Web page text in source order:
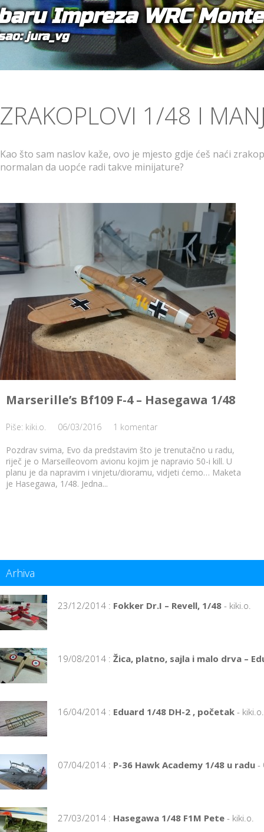
Impreza WRC
jura_vg
ZRAKOPLOVI 1/48 I
Kao što sam naslov kaže, ovo je mjesto gdje ćeš naći
normalan da uopće radi takve minijature?
Marserille’s Bf109 F-4 – Hasegawa 1/48
Piše: kiki.o. 06/03/2016 1 komentar
Pozdrav svima, Evo da predstavim što je trenutačno u radu,
riječ je o Marseilleovom avionu kojim je napravio 50-i kill. U
planu je da napravim i vinjetu/dioramu, vidjeti ćemo… Maketa
je Hasegawa, 1/48. Jedna...
Arhiva
23/12/2014 : Fokker Dr.I – Revell, 1/48 - kiki.o.
19/08/2014 : Žica, platno, sajla i malo drva –
16/04/2014 : Eduard 1/48 DH-2 , početak - kiki.o.
07/04/2014 : P-36 Hawk Academy 1/48 u radu -
27/03/2014 : Hasegawa 1/48 F1M Pete - kiki.o.